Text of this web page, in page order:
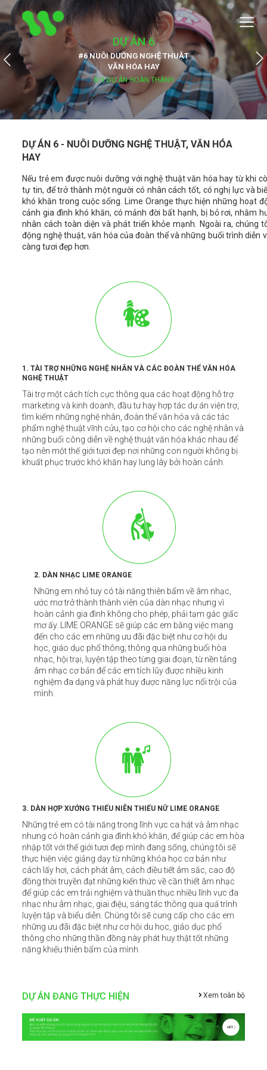
DỰ ÁN 6
#6 NUÔI DƯỠNG NGHỆ THUẬT
VĂN HÓA HAY
8/9 DỰ ÁN HOÀN THÀNH
DỰ ÁN 6 - NUÔI DƯỠNG NGHỆ THUẬT, VĂN HÓA
HAY
Nếu trẻ em được nuôi dưỡng với nghệ thuật văn hóa hay từ khi
tự tin, để trở thành một người có nhân cách tốt, có nghị lực và
khó khăn trong cuộc sống. Lime Orange thực hiện những hoạt
cảnh gia đình khó khăn, có mảnh đời bất hạnh, bị bỏ rơi, nhằm
nhân cách toàn diện và phát triển khỏe mạnh. Ngoài ra,
động nghệ thuật, văn hóa của đoàn thể và những buổi trình diễn
càng tươi đẹp hơn.
1. TÀI TRỢ NHỮNG NGHỆ NHÂN VÀ CÁC ĐOÀN THỂ VĂN HÓA
NGHỆ THUẬT
Tài trợ một cách tích cực thông qua các hoạt động hỗ trợ
marketing và kinh doanh, đầu tư hay hợp tác dự án viện trợ,
tìm kiếm những nghệ nhân, đoàn thể văn hóa và các tác
phẩm nghệ thuật vĩnh cửu, tạo cơ hội cho các nghệ nhân và
những buổi công diễn về nghệ thuật văn hóa khác nhau để
tạo nên một thế giới tươi đẹp nơi những con người không bị
khuất phục trước khó khăn hay lung lây bởi hoàn cảnh.
2. DÀN NHẠC LIME ORANGE
Những em nhỏ tuy có tài năng thiên bẩm về âm nhạc,
ước mơ trở thành thành viên của dàn nhạc nhưng vì
hoàn cảnh gia đình không cho phép, phải tạm gác giấc
mơ ấy. LIME ORANGE sẽ giúp các em bằng việc mang
đến cho các em những ưu đãi đặc biệt như cơ hội du
học, giáo dục phổ thông; thông qua những buổi hòa
nhạc, hội trại, luyện tập theo từng giai đoạn, từ nền tảng
âm nhạc cơ bản để các em tích lũy được nhiều kinh
nghiệm đa dạng và phát huy được năng lực nổi trội của
mình.
3. DÀN HỢP XƯỚNG THIẾU NIÊN THIẾU NỮ LIME ORANGE
Những trẻ em có tài năng trong lĩnh vực ca hát và âm nhạc
nhưng có hoàn cảnh gia đình khó khăn, để giúp các em hòa
nhập tốt với thế giới tươi đẹp mình đang sống, chúng tôi sẽ
thực hiện việc giảng dạy từ những khóa học cơ bản như
cách lấy hơi, cách phát âm, cách điều tiết âm sắc, cao độ
đồng thời truyền đạt những kiến thức về cần thiết âm nhạc
để giúp các em trải nghiệm và thuần thục nhiều lĩnh vực đa
nhạc như âm nhạc, giai điệu, sáng tác thông qua quá trình
luyện tập và biểu diễn. Chúng tôi sẽ cung cấp cho các em
những ưu đãi đặc biệt như cơ hội du học, giáo dục phổ
thông cho những thần đồng này phát huy thật tốt những
năng khiếu thiên bẩm của mình.
DỰ ÁN ĐANG THỰC HIỆN Xem toàn bộ